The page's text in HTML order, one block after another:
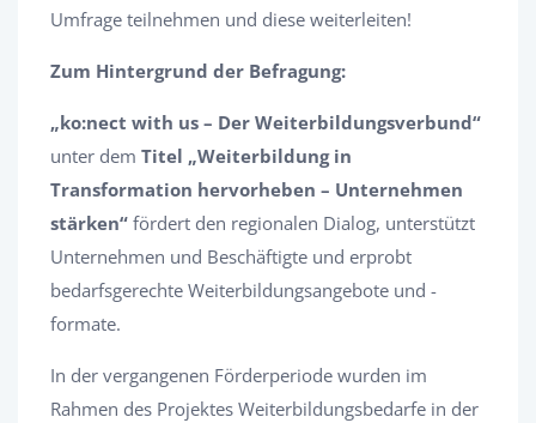
Umfrage teilnehmen und diese weiterleiten!
Zum Hintergrund der Befragung:
„ko:nect with us – Der Weiterbildungsverbund“
unter dem Titel „Weiterbildung in
Transformation hervorheben – Unternehmen
stärken“ fördert den regionalen Dialog, unterstützt
Unternehmen und Beschäftigte und erprobt
bedarfsgerechte Weiterbildungsangebote und -
formate.
In der vergangenen Förderperiode wurden im
Rahmen des Projektes Weiterbildungsbedarfe in der